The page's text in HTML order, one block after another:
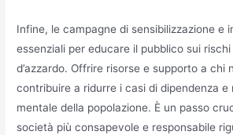
Infine, le campagne di sensibilizzazione e
essenziali per educare il pubblico sui
d’azzardo. Offrire risorse e supporto a chi
contribuire a ridurre i casi di dipendenza e
mentale della popolazione. È un passo
società più consapevole e responsabile